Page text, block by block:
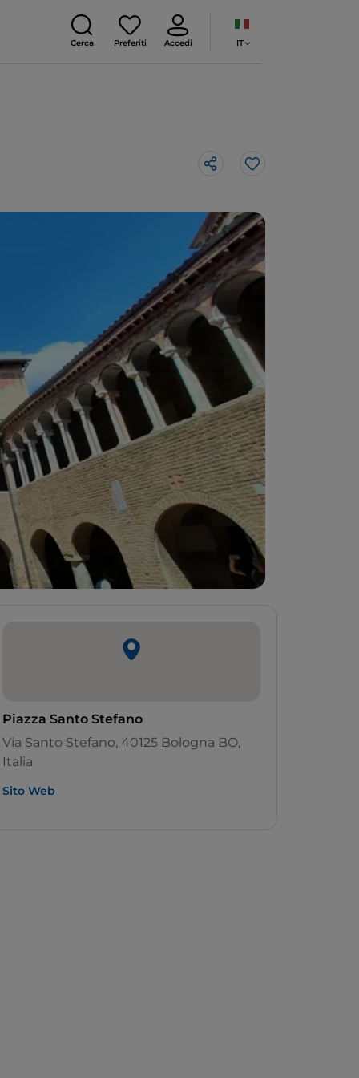
Cerca Preferiti Accedi IT
Like
Piazza Santo Stefano
Via Santo Stefano, 40125 Bologna BO,
Italia
Sito Web